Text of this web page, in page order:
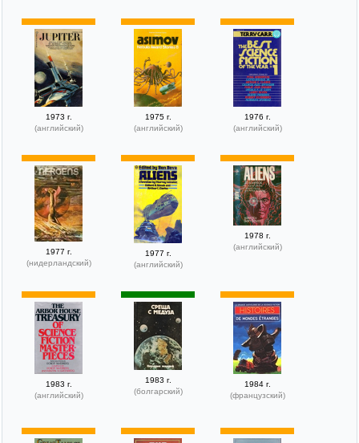
1973 г.
(английский)
1975 г.
(английский)
1976 г.
(английский)
1977 г.
(нидерландский)
1977 г.
(английский)
1978 г.
(английский)
1983 г.
(английский)
1983 г.
(болгарский)
1984 г.
(французский)